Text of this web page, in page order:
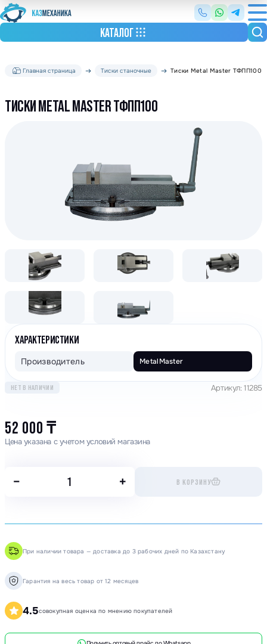
КАТАЛОГ
Главная страница Тиски станочные Тиски Metal Master ТФПП100
ТИСКИ METAL MASTER ТФПП100
ХАРАКТЕРИСТИКИ
Производитель MetalMaster
НЕТ В НАЛИЧИИ Артикул: 11285
52 000 ₸
Цена указана с учетом условий магазина
− + В КОРЗИНУ
При наличии товара — доставка до 3 рабочих дней по Казахстану
Гарантия на весь товар от 12 месяцев
4.5совокупная оценка по мнению покупателей